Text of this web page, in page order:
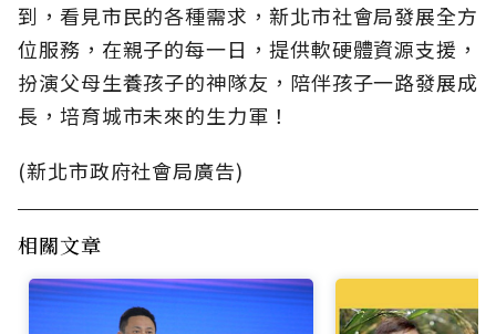
到，看見市民的各種需求，新北市社會局發展全方
位服務，在親子的每一日，提供軟硬體資源支援，
扮演父母生養孩子的神隊友，陪伴孩子一路發展成
長，培育城市未來的生力軍！
(新北市政府社會局廣告)
相關文章